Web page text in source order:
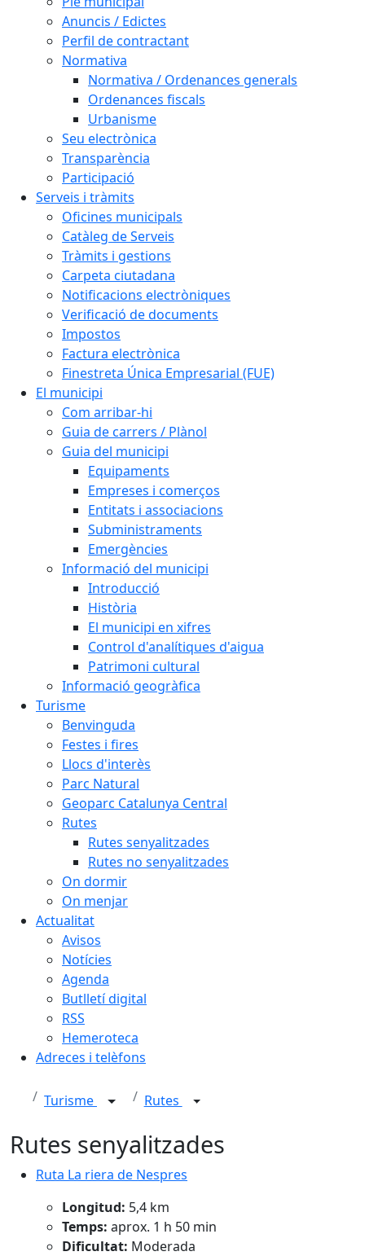
Anuncis / Edictes
Perfil de contractant
Normativa
Normativa / Ordenances generals
Ordenances fiscals
Urbanisme
Seu electrònica
Transparència
Participació
Serveis i tràmits
Oficines municipals
Catàleg de Serveis
Tràmits i gestions
Carpeta ciutadana
Notificacions electròniques
Verificació de documents
Impostos
Factura electrònica
Finestreta Única Empresarial (FUE)
El municipi
Com arribar-hi
Guia de carrers / Plànol
Guia del municipi
Equipaments
Empreses i comerços
Entitats i associacions
Subministraments
Emergències
Informació del municipi
Introducció
Història
El municipi en xifres
Control d'analítiques d'aigua
Patrimoni cultural
Informació geogràfica
Turisme
Benvinguda
Festes i fires
Llocs d'interès
Parc Natural
Geoparc Catalunya Central
Rutes
Rutes senyalitzades
Rutes no senyalitzades
On dormir
On menjar
Actualitat
Avisos
Notícies
Agenda
Butlletí digital
RSS
Hemeroteca
Adreces i telèfons
Turisme Rutes
Rutes senyalitzades
Ruta La riera de Nespres
Ruta La riera de Nespres
Longitud: 5,4 km
Temps: aprox. 1 h 50 min
Dificultat: Moderada